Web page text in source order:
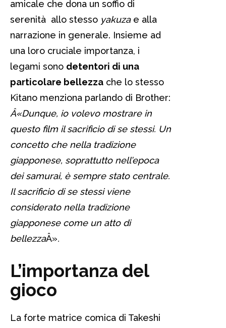
amicale che dona un soffio di
serenità allo stesso yakuzae alla
narrazione in generale. Insieme ad
una loro cruciale importanza, i
legami sono detentori di una
particolare bellezza che lo stesso
Kitano menziona parlando di Brother:
Â«Dunque, io volevo mostrare in
questo film il sacrificio di se stessi. Un
concetto che nella tradizione
giapponese, soprattutto nell’epoca
dei samurai, è sempre stato centrale.
Il sacrificio di se stessi viene
considerato nella tradizione
giapponese come un atto di
bellezzaÂ».
L’importanza del
gioco
La forte matrice comica di Takeshi